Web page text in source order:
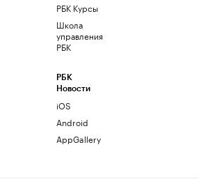
РБК Курсы
Школа
управления
РБК
РБК
Новости
iOS
Android
AppGallery